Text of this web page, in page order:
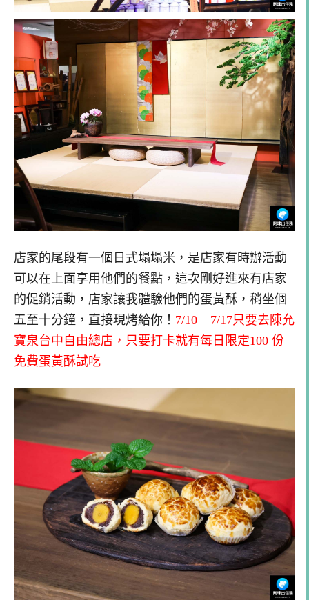
店家的尾段有一個日式塌塌米，是店家有時辦活動
可以在上面享用他們的餐點，這次剛好進來有店家
的促銷活動，店家讓我體驗他們的蛋黃酥，稍坐個
五至十分鐘，直接現烤給你！ 7/10 – 7/17只要去陳允
寶泉台中自由總店，只要打卡就有每日限定100 份
免費蛋黃酥試吃